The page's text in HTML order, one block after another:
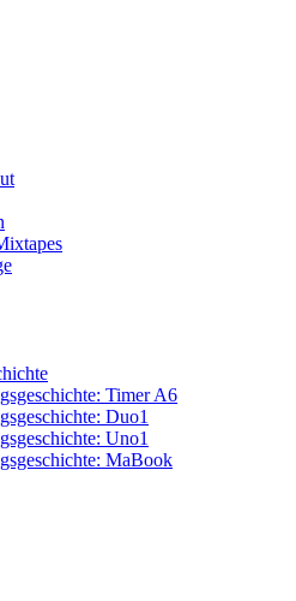
Timer A6
Duo1
Uno1
MaBook